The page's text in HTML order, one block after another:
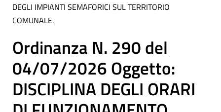
DEGLI IMPIANTI SEMAFORICI SUL TERRITORIO
COMUNALE.
Ordinanza N. 290 del
04/07/2026 Oggetto:
DISCIPLINA DEGLI ORARI